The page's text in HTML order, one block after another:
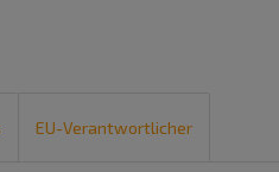
EU-Verantwortlicher